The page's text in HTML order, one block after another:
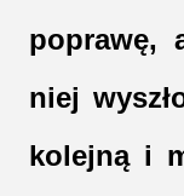
poprawę,
niej
kolejną i